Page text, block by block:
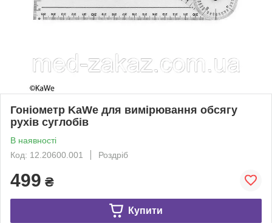
Гоніометр KaWe для вимірювання обсягу
рухів суглобів
В наявності
Код: 12.20600.001
Роздріб
499 ₴
Купити